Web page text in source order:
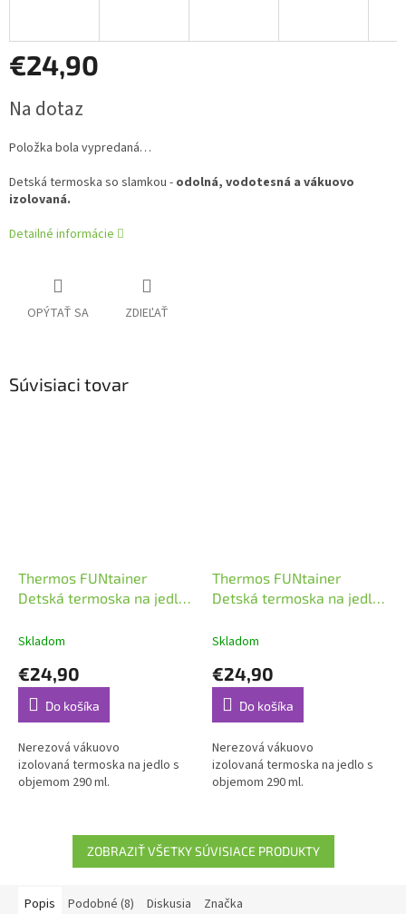
€24,90
cena:
Na dotaz
Položka bola vypredaná…
Detská termoska so slamkou - odolná, vodotesná a vákuovo
izolovaná.
Detailné informácie
OPÝTAŤ SA ZDIEĽAŤ
Súvisiaci tovar
Thermos FUNtainer
Detská termoska na jedlo
Skladom
€24,90
Do košíka
Nerezová vákuovo
izolovaná termoska na jedlo s
objemom 290 ml.
Thermos FUNtainer
Detská termoska na jedlo
Skladom
€24,90
Do košíka
Nerezová vákuovo
izolovaná termoska na jedlo s
objemom 290 ml.
ZOBRAZIŤ VŠETKY SÚVISIACE PRODUKTY
Popis Podobné (8) Diskusia Značka